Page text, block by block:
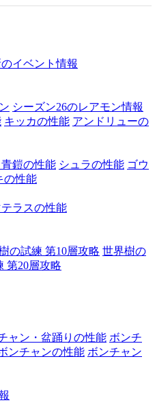
イベント情報
シーズン26のレアモン情報
キッカの性能 アンドリューの
鎧の性能 シュラの性能 ゴウ
の性能
ラスの性能
の試練 第10層攻略 世界樹の
第20層攻略
ャン・盆踊りの性能 ボンチ
ンチャンの性能 ボンチャン